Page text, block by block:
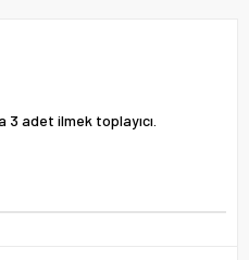
3 adet ilmek toplayıcı.